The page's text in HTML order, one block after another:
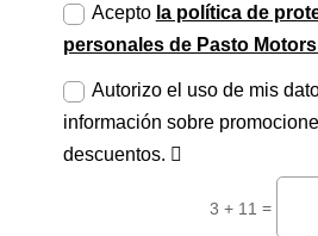
Acepto la política de
personales de Pasto
Autorizo el uso de mis
información sobre
descuentos.
3 + 11 =